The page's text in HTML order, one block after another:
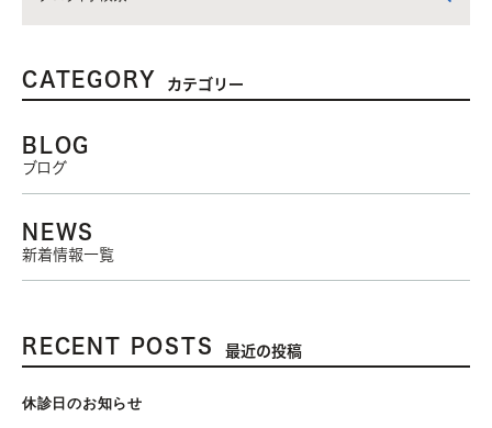
CATEGORY カテゴリー
BLOG
ブログ
NEWS
新着情報一覧
RECENT POSTS 最近の投稿
休診日のお知らせ